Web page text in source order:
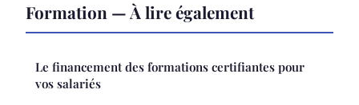
Formation — À lire également
Le financement des formations certifiantes pour
vos salariés